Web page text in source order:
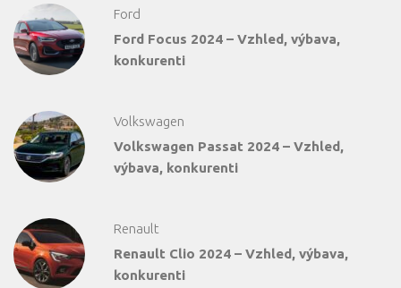
Ford
Ford Focus 2024 – Vzhled, výbava,
konkurenti
Volkswagen
Volkswagen Passat 2024 – Vzhled,
výbava, konkurenti
Renault
Renault Clio 2024 – Vzhled, výbava,
konkurenti